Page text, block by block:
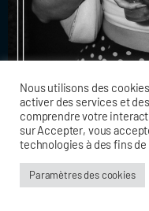
Nous utilisons des
activer des services et
comprendre votre
sur Accepter, vous
technologies à des fins
Paramètres des cookies